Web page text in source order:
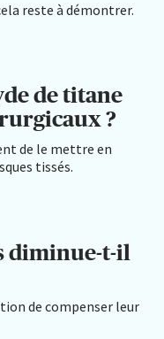
reste à démontrer.
de titane
?
de le mettre en
tissés.
diminue-t-il
de compenser leur